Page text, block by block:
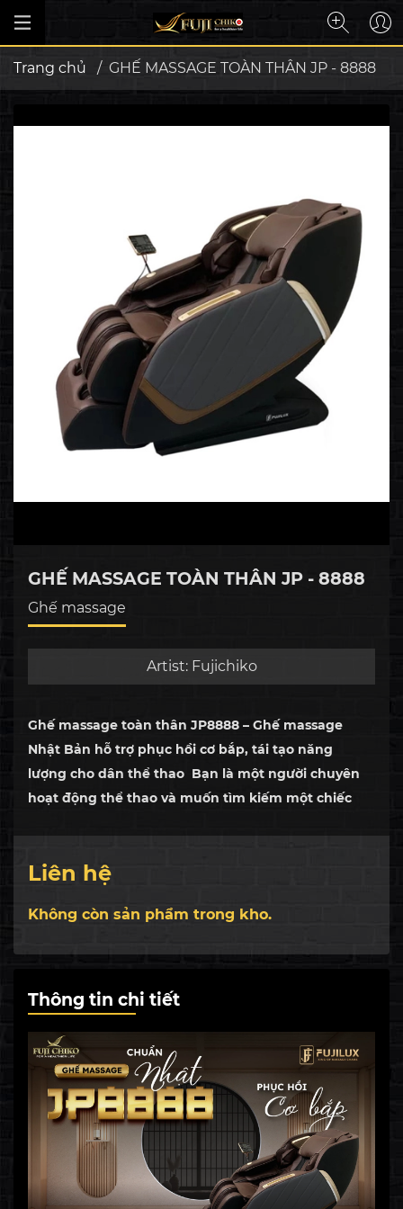
Trang chủ / GHẾ MASSAGE TOÀN THÂN JP - 8888
GHẾ MASSAGE TOÀN THÂN JP - 8888
Ghế massage
Artist: Fujichiko
Ghế massage toàn thân JP8888 – Ghế massage
Nhật Bản hỗ trợ phục hồi cơ bắp, tái tạo năng
lượng cho dân thể thao Bạn là một người chuyên
hoạt động thể thao và muốn tìm kiếm một chiếc
Liên hệ
Không còn sản phẩm trong kho.
Thông tin chi tiết